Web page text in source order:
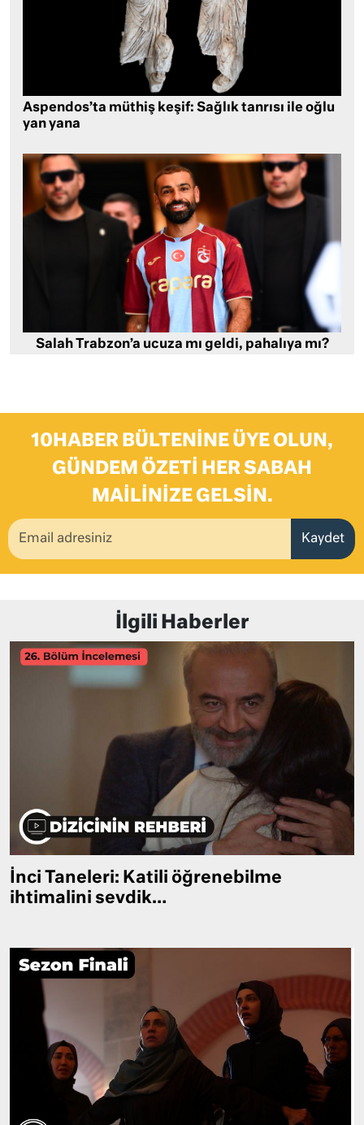
Aspendos’ta müthiş keşif: Sağlık tanrısı ile oğlu
yan yana
Salah Trabzon’a ucuza mı geldi, pahalıya mı?
10HABER BÜLTENINE ÜYE OLUN,
GÜNDEM ÖZETI HER SABAH
MAILINIZE GELSIN.
Kaydet
İlgili Haberler
İnci Taneleri: Katili öğrenebilme
ihtimalini sevdik…